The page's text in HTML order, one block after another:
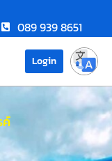
089 939 8651
Login
ค์